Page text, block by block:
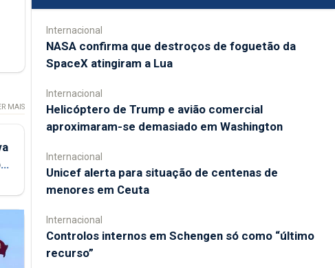
MAIS
Internacional
NASA confirma que destroços de foguetão da
SpaceX atingiram a Lua
Internacional
Helicóptero de Trump e avião comercial
aproximaram-se demasiado em Washington
Internacional
Unicef alerta para situação de centenas de
menores em Ceuta
Internacional
Controlos internos em Schengen só como “último
recurso”